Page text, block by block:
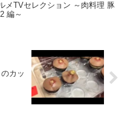
メTVセレクション ～肉料理 豚
編～
カッ